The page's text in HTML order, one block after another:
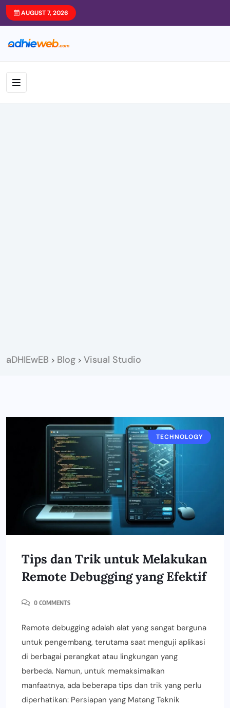
AUGUST 7, 2026
aDHIEwEB > Blog > Visual Studio
TECHNOLOGY
Tips dan Trik untuk Melakukan
Remote Debugging yang Efektif
0 COMMENTS
Remote debugging adalah alat yang sangat berguna
untuk pengembang, terutama saat menguji aplikasi
di berbagai perangkat atau lingkungan yang
berbeda. Namun, untuk memaksimalkan
manfaatnya, ada beberapa tips dan trik yang perlu
diperhatikan: Persiapan yang Matang Teknik